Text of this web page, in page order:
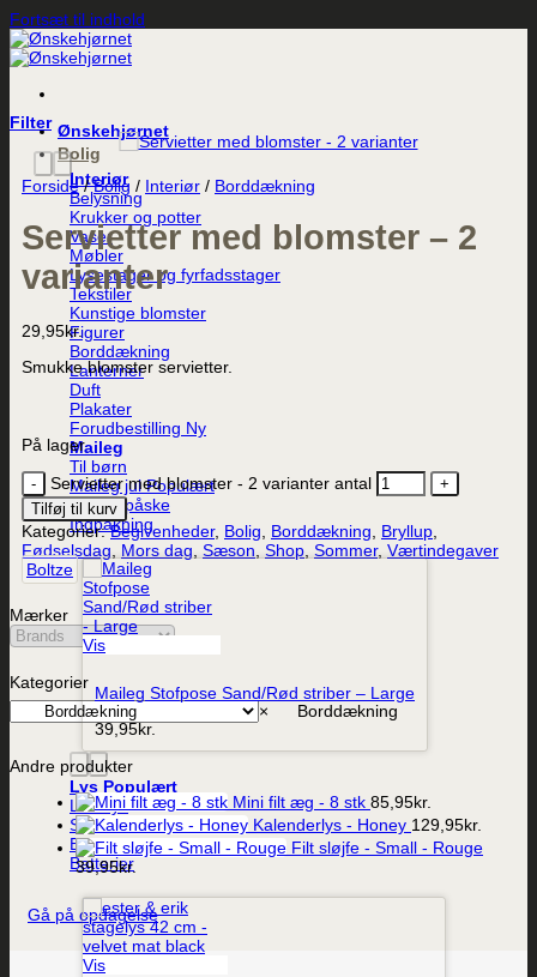
Fortsæt til indhold
Ønskehjørnet
Bolig
Interiør
Belysning
Krukker og potter
Vaser
Møbler
Lysestager og fyrfadsstager
Tekstiler
Kunstige blomster
Figurer
Borddækning
Lanterner
Duft
Plakater
Forudbestilling
Maileg
Til børn
Maileg jul
Maileg påske
Indpakning
Vis
Maileg Stofpose Sand/Rød striber – Large
39,95kr.
Lys
LED-lys
Stearinlys
Ester og Erik lys
Batterier
Vis
Filter
Forside / Bolig / Interiør / Borddækning
Servietter med blomster – 2
varianter
29,95kr.
Smukke blomster servietter.
På lager
Servietter med blomster - 2 varianter antal
Tilføj til kurv
Kategorier:Begivenheder, Bolig Borddækning Bryllup
Fødselsdag
Mors dag Sæson Shop Sommer, Værtindegaver
Boltze
Mærker
Kategorier
× Borddækning
Andre produkter
Mini filt æg - 8 stk 85,95kr.
Kalenderlys - Honey 129,95kr.
Filt sløjfe - Small - Rouge
39,95kr.
Gå på opdagelse